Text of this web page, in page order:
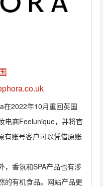
在2022年10月重回英国
电商Feelunique，并将官
有账号客户可以凭借原账
，香氛和SPA产品也有涉
的有机食品。网站产品更